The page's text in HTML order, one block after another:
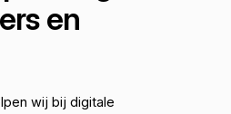
en
wij bij digitale